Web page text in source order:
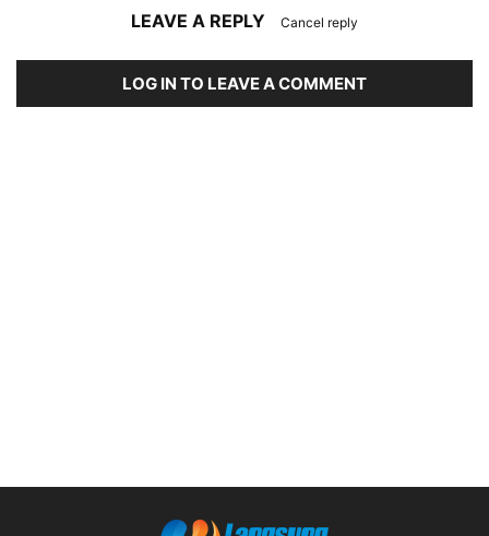
LEAVE A REPLY Cancel reply
LOG IN TO LEAVE A COMMENT